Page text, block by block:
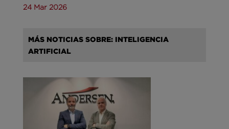
24 Mar 2026
MÁS NOTICIAS SOBRE: INTELIGENCIA
ARTIFICIAL